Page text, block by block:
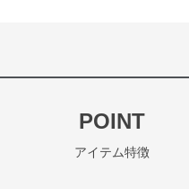
POINT
アイテム特徴